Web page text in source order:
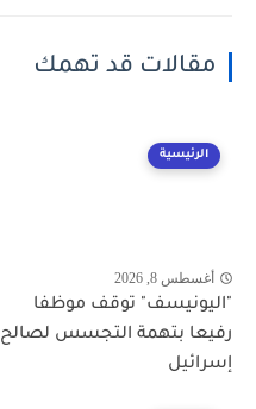
مقالات قد تهمك
الرئيسية
أغسطس 8, 2026
"اليونيسف" توقف موظفا
رفيعا بتهمة التجسس لصالح
إسرائيل